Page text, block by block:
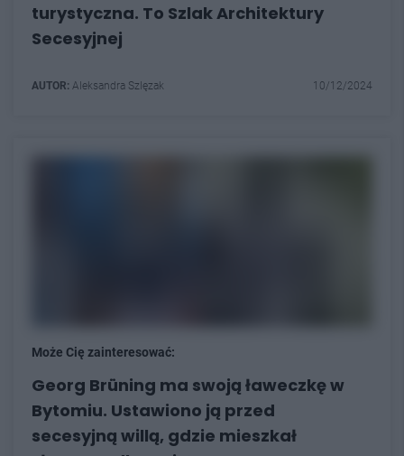
turystyczna. To Szlak Architektury
Secesyjnej
AUTOR: Aleksandra Szlęzak 10/12/2024
Może Cię zainteresować:
Georg Brüning ma swoją ławeczkę w
Bytomiu. Ustawiono ją przed
secesyjną willą, gdzie mieszkał